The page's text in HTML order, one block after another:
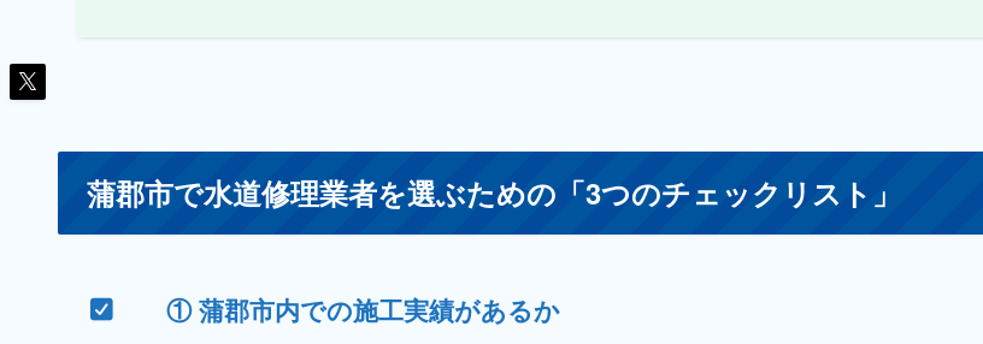
蒲郡市で水道修理業者を選ぶための「3つのチェックリスト」
①蒲郡市内での施工実績があるか